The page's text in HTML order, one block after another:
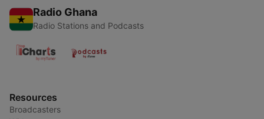
Radio Ghana
Radio Stations and Podcasts
Resources
Broadcasters